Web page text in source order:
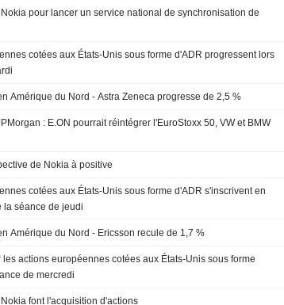
pour lancer un service national de synchronisation de
cotées aux États-Unis sous forme d'ADR progressent lors
Amérique du Nord - Astra Zeneca progresse de 2,5 %
: E.ON pourrait réintégrer l'EuroStoxx 50, VW et BMW
de Nokia à positive
cotées aux États-Unis sous forme d'ADR s'inscrivent en
la séance de jeudi
Amérique du Nord - Ericsson recule de 1,7 %
actions européennes cotées aux États-Unis sous forme
de mercredi
font l'acquisition d'actions